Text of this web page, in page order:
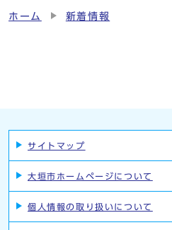
ホーム 新着情報
サイトマップ
大垣市ホームページについて
個人情報の取り扱いについて